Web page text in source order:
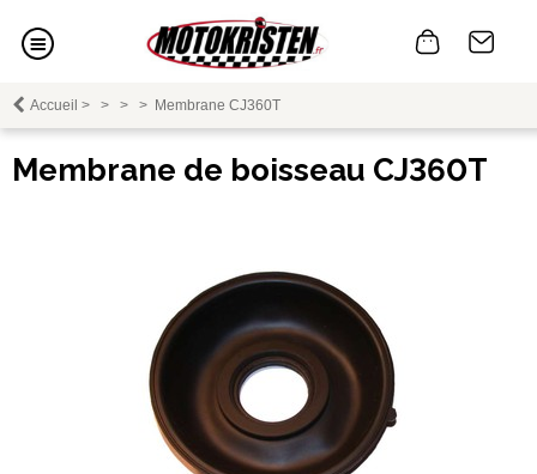
Accueil > > > > Membrane CJ360T
Membrane de boisseau CJ360T